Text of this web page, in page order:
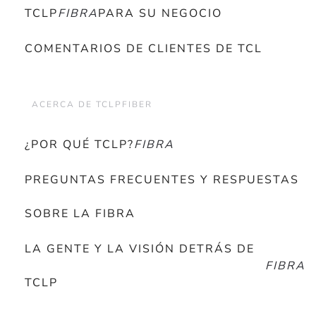
TCLPFIBRAPARA SU NEGOCIO
COMENTARIOS DE CLIENTES DE TCL
ACERCA DE TCLPFIBER
¿POR QUÉ TCLP?FIBRA
PREGUNTAS FRECUENTES Y RESPUESTAS
SOBRE LA FIBRA
LA GENTE Y LA VISIÓN DETRÁS DE
TCLP
FIBRA